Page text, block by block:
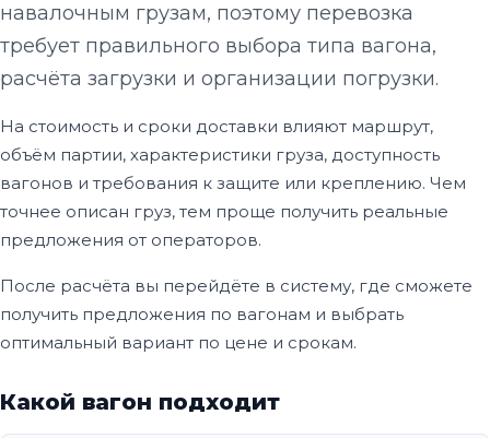
навалочным грузам, поэтому перевозка
требует правильного выбора типа вагона,
расчёта загрузки и организации погрузки.
На стоимость и сроки доставки влияют маршрут,
объём партии, характеристики груза, доступность
вагонов и требования к защите или креплению. Чем
точнее описан груз, тем проще получить реальные
предложения от операторов.
После расчёта вы перейдёте в систему, где сможете
получить предложения по вагонам и выбрать
оптимальный вариант по цене и срокам.
Какой вагон подходит